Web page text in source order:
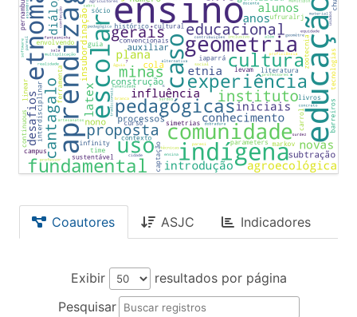
Coautores ASJC Indicadores
Exibir
resultados por página
Pesquisar